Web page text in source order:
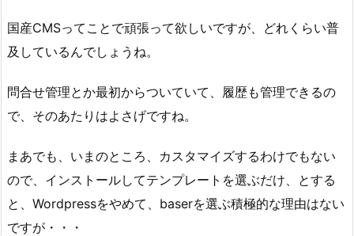
国産CMSってことで頑張って欲しいですが、どれくらい普
及しているんでしょうね。
問合せ管理とか最初からついていて、履歴も管理できるの
で、そのあたりはよさげですね。
まあでも、いまのところ、カスタマイズするわけでもない
ので、インストールしてテンプレートを選ぶだけ、とする
と、Wordpressをやめて、baserを選ぶ積極的な理由はない
ですが・・・